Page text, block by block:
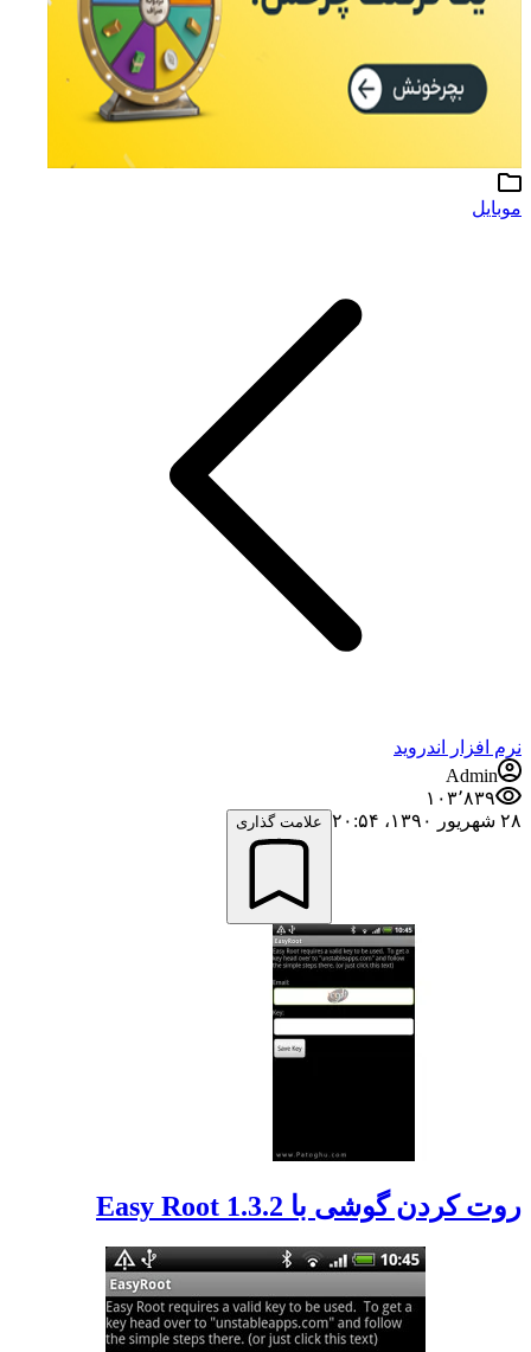
موبایل
نرم افزار اندروید
Admin
۱۰۳٬۸۳۹
۲۸ شهریور ۱۳۹۰،‏ ۲۰:۵۴
علامت گذاری
روت کردن گوشی با Easy Root 1.3.2